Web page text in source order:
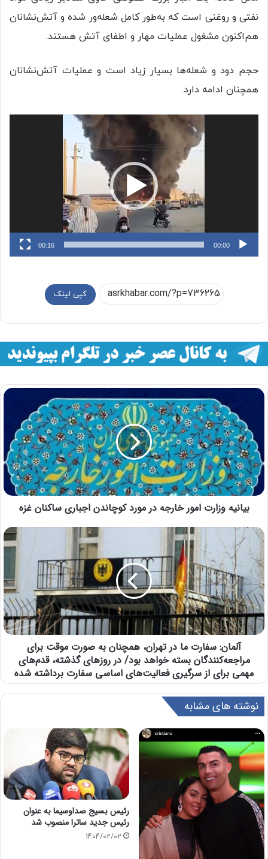
نفتی و روغنی است که ‌به‌طور کامل شعله‌ور شده و آتش‌نشانان
هم‌اکنون مشغول عملیات مهار و اطفای آتش هستند.
حجم دود و شعله‌ها بسیار زیاد است و عملیات آتش‌نشانان
همچنان ادامه دارد.
00:00
00:16
کپی لینک
بیانیه وزارت امور خارجه در مورد کوچاندن اجباری ساکنان غزه
آلمان: سفارت ما در تهران، همچنان به صورت موقت برای
مراجعه‌کنندگان بسته خواهد بود/ در روز‌های گذشته، قدم‌های
مهمی برای از سرگیری فعالیت‌های اساسی سفارت برداشته شده
نوشته های مشابه
رئیس بسیج صداوسیما به عنوان
رئیس جدید ساترا منصوب شد
1404/02/02